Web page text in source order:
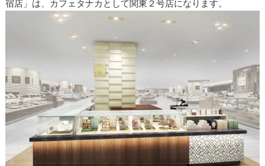
宿店」は、カフェタナカとして関東２号店になります。